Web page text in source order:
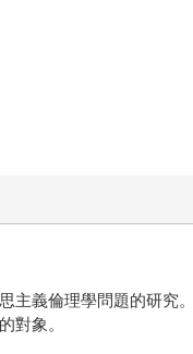
主義倫理學問題的研究
對象。